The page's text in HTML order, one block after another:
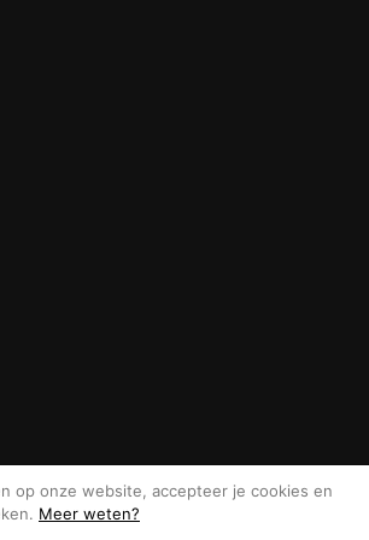
op onze website, accepteer je cookies en
Meer weten?